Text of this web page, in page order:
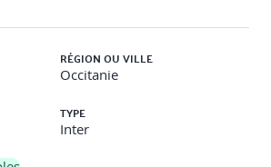
une variante de la pièce
assemblagesInsérer et positionner
des contraintes
manipuler des sous-
les états éclatés et vérifier les jeux
les différentes pièces du
RÉGION OU VILLE
Occitanie
TYPE
Inter